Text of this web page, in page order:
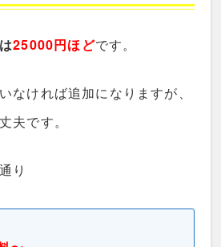
25000円ほどです。
なければ追加になりますが、
夫です。
り